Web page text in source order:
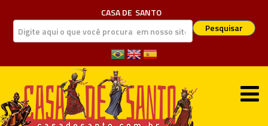
CASA DE SANTO
Pesquisar